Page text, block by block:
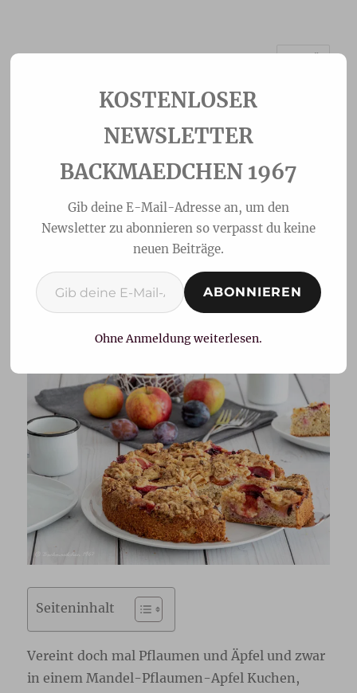
Mandel-Pflaumen-Apfel
Kuchen
Seiteninhalt
Vereint doch mal Pflaumen und Äpfel und zwar
in einem Mandel-Pflaumen-Apfel Kuchen,
NEWSLETTER
BACKMAEDCHEN 1967
Gib deine E-Mail-Adresse an, um den
Newsletter zu abonnieren so verpasst du keine
neuen Beiträge.
Gib deine E-Mail-Adresse ein ...
ABONNIEREN
Ohne Anmeldung weiterlesen.